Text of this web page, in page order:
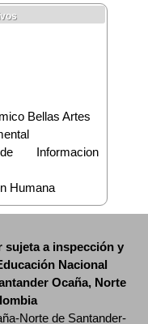
Bellas Artes
Informacion
Humana
sujeta a inspección y
Nacional
Ocaña, Norte
Norte de Santander-